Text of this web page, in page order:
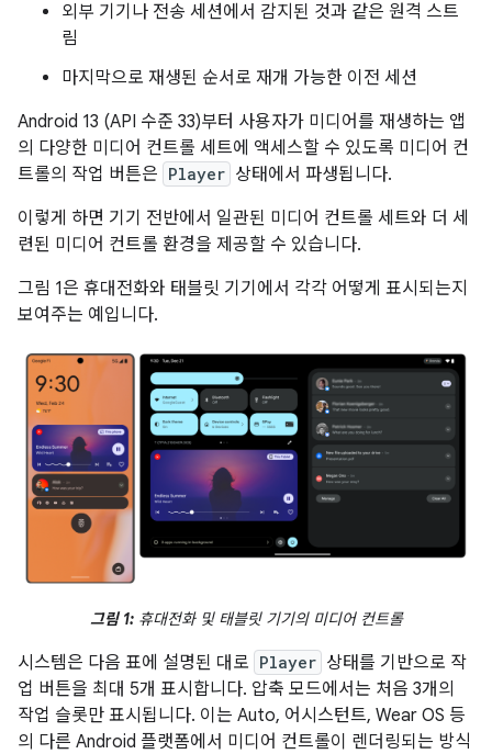
외부 기기나 전송 세션에서 감지된 것과 같은 원격 스트
림
마지막으로 재생된 순서로 재개 가능한 이전 세션
Android 13 (API 수준 33)부터 사용자가 미디어를 재생하는 앱
의 다양한 미디어 컨트롤 세트에 액세스할 수 있도록 미디어 컨
트롤의 작업 버튼은 Player 상태에서 파생됩니다.
이렇게 하면 기기 전반에서 일관된 미디어 컨트롤 세트와 더 세
련된 미디어 컨트롤 환경을 제공할 수 있습니다.
그림 1은 휴대전화와 태블릿 기기에서 각각 어떻게 표시되는지
보여주는 예입니다.
그림 1: 휴대전화 및 태블릿 기기의 미디어 컨트롤
시스템은 다음 표에 설명된 대로 Player 상태를 기반으로 작
업 버튼을 최대 5개 표시합니다. 압축 모드에서는 처음 3개의
작업 슬롯만 표시됩니다. 이는 Auto, 어시스턴트, Wear OS 등
의 다른 Android 플랫폼에서 미디어 컨트롤이 렌더링되는 방식